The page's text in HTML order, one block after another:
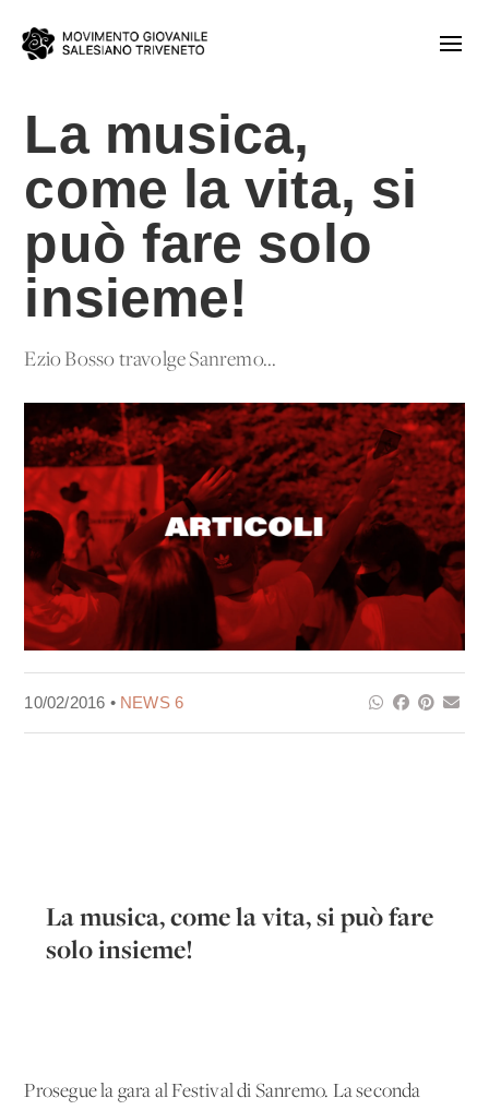
La musica,
come la vita, si
può fare solo
insieme!
Ezio Bosso travolge Sanremo...
10/02/2016 • NEWS 6
La musica, come la vita, si può fare
solo insieme!
Prosegue la gara al Festival di Sanremo. La seconda